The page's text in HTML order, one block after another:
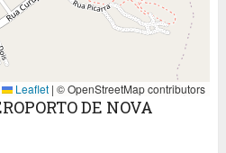
Leaflet | © OpenStreetMap contributors
DE NOVA